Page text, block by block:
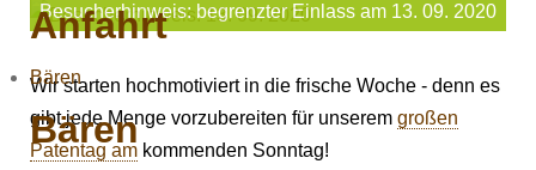
Anfahrt
Bären
Bären
Besucherhinweis: begrenzter Einlass am 13. 09. 2020
Wir starten hochmotiviert in die frische Woche - denn es
gibt jede Menge vorzubereiten für unserem großen
Patentag am kommenden Sonntag!